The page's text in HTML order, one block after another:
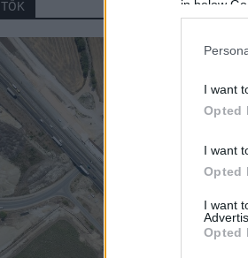
in below
I want
Opted
I want
Opted
I want
Opted